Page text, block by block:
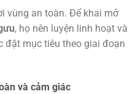
vùng an toàn. Để khai mở
, họ nên luyện linh hoạt và
đặt mục tiêu theo giai đoạn
và cảm giác